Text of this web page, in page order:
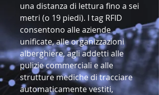
una distanza di lettura fino a sei
metri (o 19 piedi). I tag RFID
consentono alle aziende
unificate, alle organizzazioni
alberghiere, agli addetti alle
pulizie commerciali e alle
strutture mediche di tracciare
automaticamente vestiti,